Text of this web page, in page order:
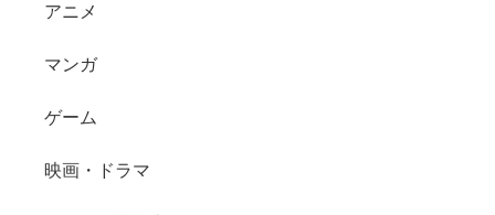
アニメ
マンガ
ゲーム
映画・ドラマ